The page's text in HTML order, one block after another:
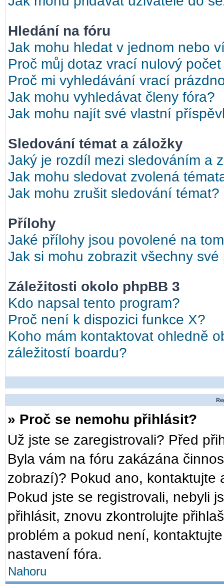
Hledání na fóru
Jak mohu hledat v jednom nebo
Proč můj dotaz vrací nulový
Proč mi vyhledávání vrací
Jak mohu vyhledávat členy fóra?
Jak mohu najít své vlastní
Sledování témat a záložky
Jaký je rozdíl mezi sledováním a
Jak mohu sledovat zvolená
Jak mohu zrušit sledování témat?
Přílohy
Jaké přílohy jsou povolené na
Jak si mohu zobrazit všechny své
Záležitosti okolo phpBB 3
Kdo napsal tento program?
Proč není k dispozici funkce X?
Koho mám kontaktovat ohledně
záležitostí boardu?
» Proč se nemohu přihlásit?
Už jste se zaregistrovali? Před
Byla vám na fóru zakázána
zobrazí)? Pokud ano, kontaktujte
Pokud jste se registrovali, nebyli
přihlásit, znovu zkontrolujte
problém a pokud není,
nastavení fóra.
Nahoru